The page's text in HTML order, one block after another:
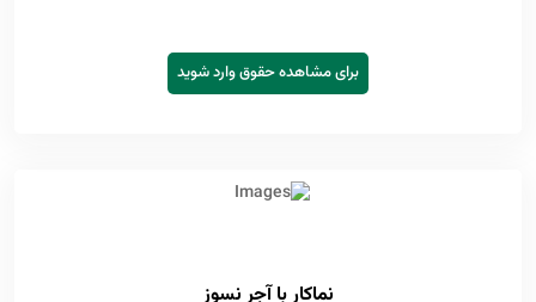
برای مشاهده حقوق وارد شوید
نماکار با آجر نسوز